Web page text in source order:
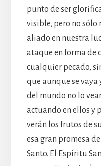
punto de ser
visible, pero no sólo
aliado en nuestra
ataque en forma de
cualquier pecado,
que aunque se
del mundo no lo
actuando en ellos y
verán los frutos de
esa gran promesa
Santo. El Espíritu